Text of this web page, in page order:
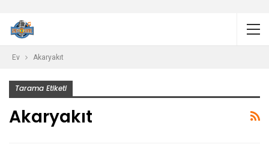
Ev Akaryakıt
Tarama Etiketi
Akaryakıt